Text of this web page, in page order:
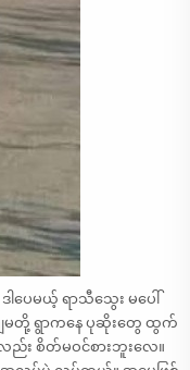
ပေမယ့် ရာသီသွေး မပေါ်
ကျမတို့ ရွာကနေ ပုဆိုးတွေ ထွက်
ည်း စိတ်မဝင်စားဘူးလေ။